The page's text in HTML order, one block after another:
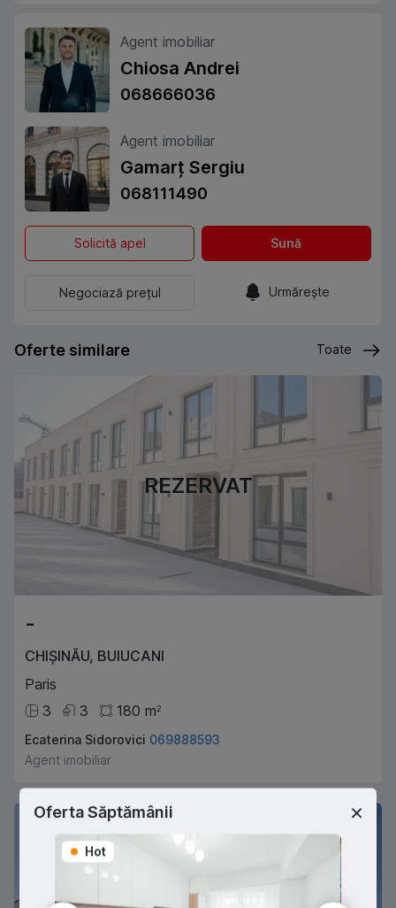
Agent imobiliar
Chiosa Andrei
068666036
Agent imobiliar
Gamarț Sergiu
068111490
Solicită apel Sună
Negociază prețul Urmărește
Oferte similare Toate
REZERVAT
-
CHIȘINĂU, BUIUCANI
Paris
3
3 180 m2
Ecaterina Sidorovici 069888593
Agent imobiliar
Oferta Săptămânii
Hot